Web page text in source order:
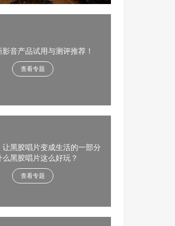
音产品试用与测评推荐！
查看专题
让黑胶唱片变成生活的一部分
么黑胶唱片这么好玩？
查看专题